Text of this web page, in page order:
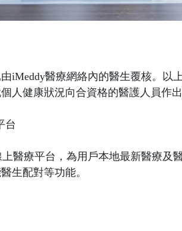
iMeddy醫療網絡內的醫生覆核。以
人健康狀況向合資格的醫護人員作出
台
醫療平台，為用戶本地最新醫療及
生配對等功能。